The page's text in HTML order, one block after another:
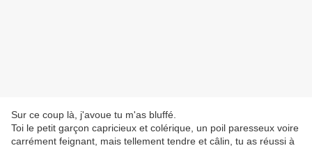
Sur ce coup là, j'avoue tu m'as bluffé.
Toi le petit garçon capricieux et colérique, un poil paresseux voire
carrément feignant, mais tellement tendre et câlin, tu as réussi à